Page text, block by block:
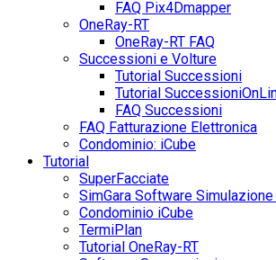
FAQ Pix4Dmapper
OneRay-RT
OneRay-RT FAQ
Successioni e Volture
Tutorial Successioni
Tutorial
FAQ Successioni
FAQ Fatturazione Elettronica
Condominio: iCube
Tutorial
SuperFacciate
SimGara Software
Condominio iCube
TermiPlan
Tutorial OneRay-RT